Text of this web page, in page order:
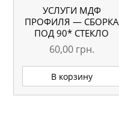
УСЛУГИ МДФ
ПРОФИЛЯ — СБОРКА
ПОД 90* СТЕКЛО
БОЛЬШЕ 1500 ММ
60,00 грн.
В корзину